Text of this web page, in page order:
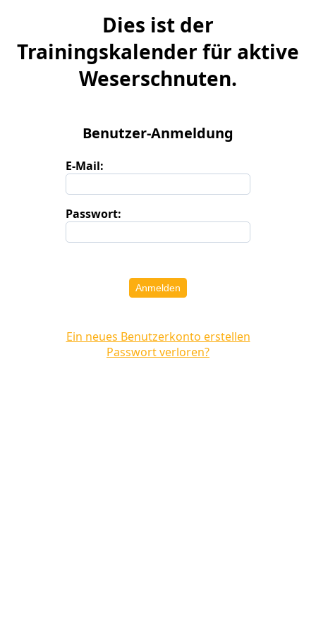
Dies ist der
Trainingskalender für aktive
Weserschnuten.
Benutzer-Anmeldung
E-Mail:
Passwort:
Anmelden
Ein neues Benutzerkonto erstellen
Passwort verloren?